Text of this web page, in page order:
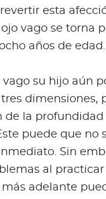
esta
vago se torna
años de edad.
su hijo aún
dimensiones,
de la profundidad
puede que no
Sin
al
adelante